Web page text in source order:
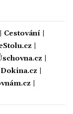
Cestování|
Dokina.cz